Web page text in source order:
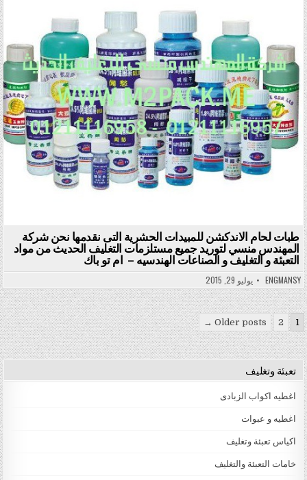
طبات لحام الاندكشن للمبيدات الحشرية التى نقدمها نحن شركة
المهندس منسي لتوريد جميع مستلزمات التغليف الحديث من مواد
التعبئة و التغليف و الصناعات الهندسيه – ام تو باك
ENGMANSY يوليو 29, 2015
تعدد صفحات المقالات
1
2
Older posts →
تعبئة وتغليف
اغطيه اكواب الزبادى
اغطيه و عبوات
اكياس تعبئة وتغليف
خامات التعبئة والتغليف